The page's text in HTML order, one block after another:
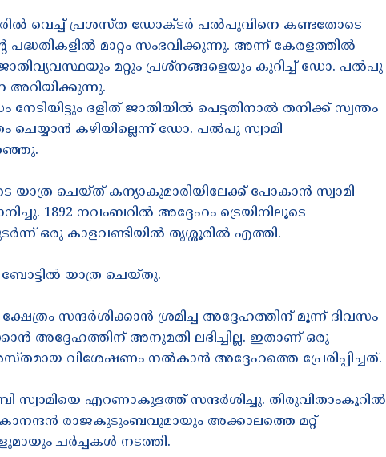
വെച്ച് പ്രശസ്ത ഡോക്ടർ പൽപുവിനെ കണ്ടതോടെ
പദ്ധതികളിൽ മാറ്റം സംഭവിക്കുന്നു. അന്ന് കേരളത്തിൽ
മറ്റും പ്രശ്നങ്ങളെയും കുറിച്ച് ഡോ. പൽപു
അറിയിക്കുന്നു.
നേടിയിട്ടും ദളിത് ജാതിയിൽ പെട്ടതിനാൽ തനിക്ക് സ്വന്തം
ചെയ്യാൻ കഴിയില്ലെന്ന് ഡോ. പൽപു സ്വാമി
യാത്ര ചെയ്ത് കന്യാകുമാരിയിലേക്ക് പോകാൻ സ്വാമി
1892 നവംബറിൽ അദ്ദേഹം ട്രെയിനിലൂടെ
ഒരു കാളവണ്ടിയിൽ തൃശ്ശൂരിൽ എത്തി.
ബോട്ടിൽ യാത്ര ചെയ്തു.
സന്ദർശിക്കാൻ ശ്രമിച്ച അദ്ദേഹത്തിന് മൂന്ന് ദിവസം
അദ്ദേഹത്തിന് അനുമതി ലഭിച്ചില്ല. ഇതാണ് ഒരു
വിശേഷണം നൽകാൻ അദ്ദേഹത്തെ പ്രേരിപ്പിച്ചത്.
സ്വാമിയെ എറണാകുളത്ത് സന്ദർശിച്ചു. തിരുവിതാംകൂറിൽ
രാജകുടുംബവുമായും അക്കാലത്തെ മറ്റ്
ചർച്ചകൾ നടത്തി.